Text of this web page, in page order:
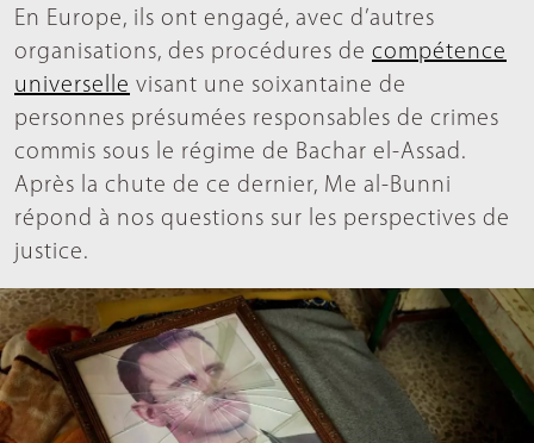
En Europe, ils ont engagé, avec d’autres
organisations, des procédures de compétence
universelle visant une soixantaine de
personnes présumées responsables de crimes
commis sous le régime de Bachar el-Assad.
Après la chute de ce dernier, Me al-Bunni
répond à nos questions sur les perspectives de
justice.